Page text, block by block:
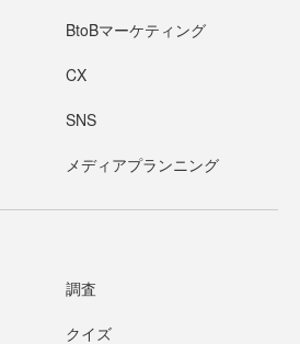
BtoBマーケティング
CX
SNS
メディアプランニング
調査
クイズ